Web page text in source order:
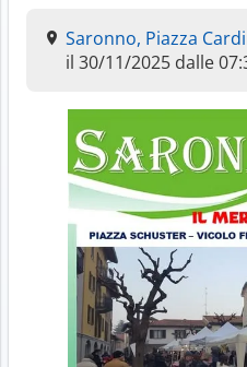
Saronno, Piazza
il 30/11/2025 dalle